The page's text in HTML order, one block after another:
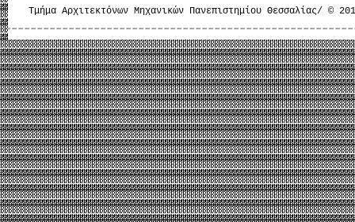
Τμήμα Αρχιτεκτόνων Μηχανικών Πανεπιστημίου Θεσσαλίας/ ©